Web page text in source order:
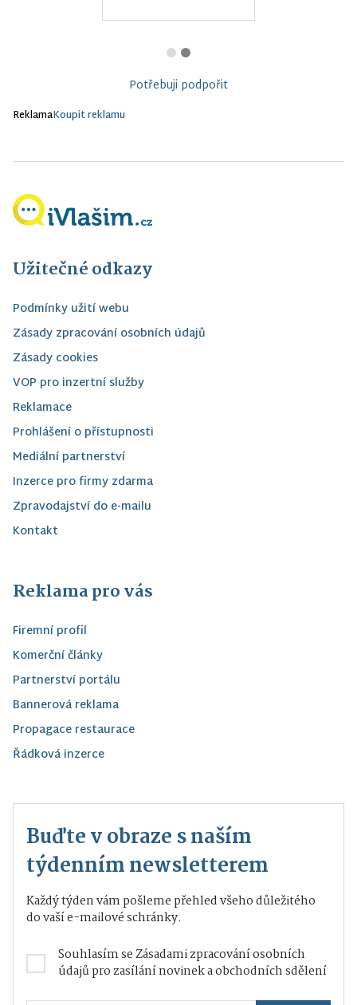
Potřebuji podpořit
ReklamaKoupit reklamu
Užitečné odkazy
Podmínky užití webu
Zásady zpracování osobních údajů
Zásady cookies
VOP pro inzertní služby
Reklamace
Prohlášení o přístupnosti
Mediální partnerství
Inzerce pro firmy zdarma
Zpravodajství do e-mailu
Kontakt
Reklama pro vás
Firemní profil
Komerční články
Partnerství portálu
Bannerová reklama
Propagace restaurace
Řádková inzerce
Buďte v obraze s naším
týdenním newsletterem
Každý týden vám pošleme přehled všeho důležitého
do vaší e-mailové schránky.
Souhlasím seZásadami zpracování osobních
údajůpro zasílání novinek a obchodních sdělení